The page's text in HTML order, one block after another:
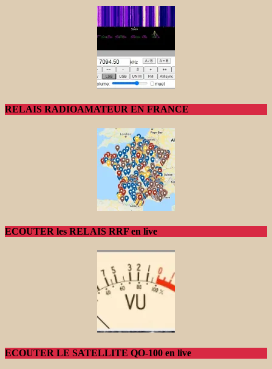
RELAIS RADIOAMATEUR EN FRANCE
ECOUTER les RELAIS RRF en live
ECOUTER LE SATELLITE QO-100 en live